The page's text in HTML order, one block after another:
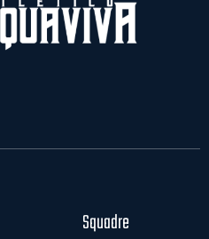
Squadre